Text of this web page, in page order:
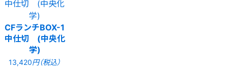
CFランチBOX-1
中仕切 (中央化
学)
13,420円（税込）